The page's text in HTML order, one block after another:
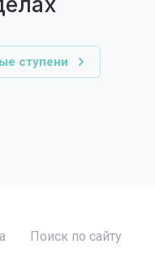
ступени
Поиск по сайту